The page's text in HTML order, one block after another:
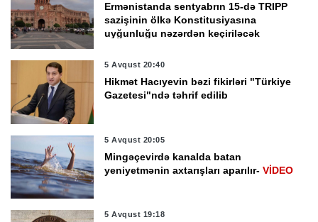
Ermənistanda sentyabrın 15-də TRIPP
sazişinin ölkə Konstitusiyasına
uyğunluğu nəzərdən keçiriləcək
5 Avqust 20:40
Hikmət Hacıyevin bəzi fikirləri "Türkiye
Gazetesi"ndə təhrif edilib
5 Avqust 20:05
Mingəçevirdə kanalda batan
yeniyetmənin axtarışları aparılır-VİDEO
5 Avqust 19:18